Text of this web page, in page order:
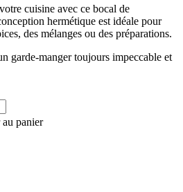
cuisine avec ce bocal de
hermétique est idéale pour
des mélanges ou des préparations.
garde-manger toujours impeccable et
panier